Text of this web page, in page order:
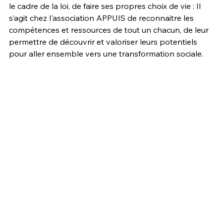
le cadre de la loi, de faire ses propres choix de vie : Il
s’agit chez l'association APPUIS de reconnaitre les
compétences et ressources de tout un chacun, de leur
permettre de découvrir et valoriser leurs potentiels
pour aller ensemble vers une transformation sociale.